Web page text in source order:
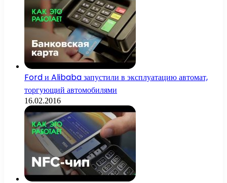
Ford и Alibaba запустили в эксплуатацию автомат,
торгующий автомобилями
16.02.2016